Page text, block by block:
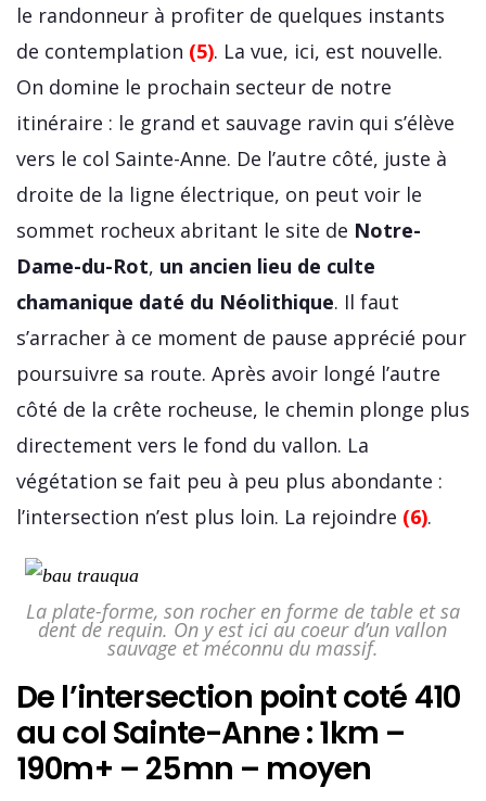
le randonneur à profiter de quelques instants
de contemplation (5). La vue, ici, est nouvelle.
On domine le prochain secteur de notre
itinéraire : le grand et sauvage ravin qui s’élève
vers le col Sainte-Anne. De l’autre côté, juste à
droite de la ligne électrique, on peut voir le
sommet rocheux abritant le site de Notre-
Dame-du-Rot, un ancien lieu de culte
chamanique daté du Néolithique. Il faut
s’arracher à ce moment de pause apprécié pour
poursuivre sa route. Après avoir longé l’autre
côté de la crête rocheuse, le chemin plonge plus
directement vers le fond du vallon. La
végétation se fait peu à peu plus abondante :
l’intersection n’est plus loin. La rejoindre (6).
La plate-forme, son rocher en forme de table et sa
dent de requin. On y est ici au coeur d’un vallon
sauvage et méconnu du massif.
De l’intersection point coté 410
au col Sainte-Anne : 1km –
190m+ – 25mn – moyen